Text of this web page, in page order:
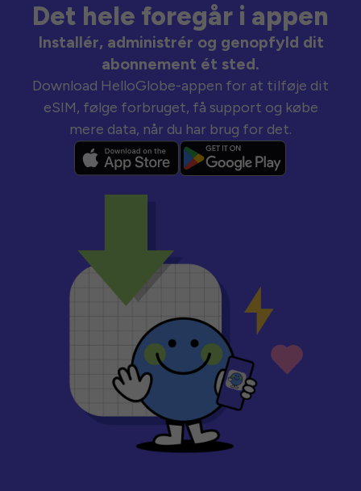
Det hele foregår i appen
Installér, administrér og genopfyld dit
abonnement ét sted.
Download HelloGlobe-appen for at tilføje dit
eSIM, følge forbruget, få support og købe
mere data, når du har brug for det.